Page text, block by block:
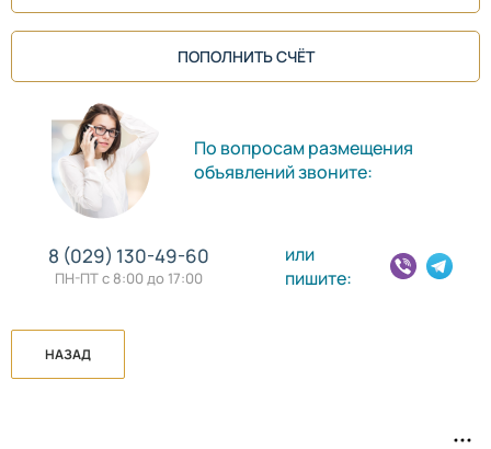
ПОПОЛНИТЬ СЧЁТ
По вопросам размещения
объявлений звоните:
8 (029) 130-49-60
ПН-ПТ с 8:00 до 17:00
или
пишите:
НАЗАД